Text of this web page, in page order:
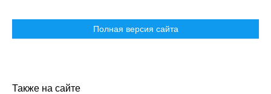
Полная версия сайта
Также на сайте